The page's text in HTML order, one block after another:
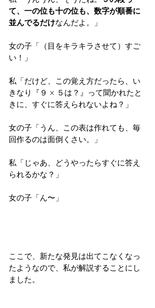
て、一の位も十の位も、数字が順番に
並んでるだけなんだよ。」
女の子「（目をキラキラさせて）すご
い！」
私「だけど、この覚え方だったら、い
きなり『９ × ５は？』って聞かれたと
きに、すぐに答えられないよね？」
女の子「うん、この表は作れても、毎
回作るのは面倒くさい。」
私「じゃあ、どうやったらすぐに答え
られるかな？」
女の子「ん〜」
ここで、新たな発見は出てこなくなっ
たようなので、私が解説することにし
ました。